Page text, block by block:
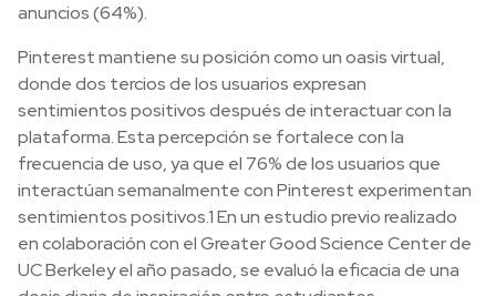
anuncios (64%).
Pinterest mantiene su posición como un oasis virtual,
donde dos tercios de los usuarios expresan
sentimientos positivos después de interactuar con la
plataforma. Esta percepción se fortalece con la
frecuencia de uso, ya que el 76% de los usuarios que
interactúan semanalmente con Pinterest experimentan
sentimientos positivos.1 En un estudio previo realizado
en colaboración con el Greater Good Science Center de
UC Berkeley el año pasado, se evaluó la eficacia de una